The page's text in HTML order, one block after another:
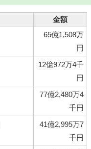
金額
65億1,508万
円
12億972万4千
円
77億2,480万4
千円
41億2,995万7
千円